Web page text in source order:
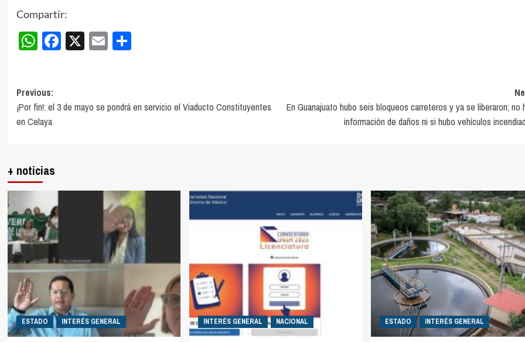
Compartir:
WhatsApp
Facebook
X EmailCompartir
Post
navigation
Previous:
¡Por fin!: el 3 de mayo se pondrá en servicio el Viaducto Constituyentes
en Celaya
En Guanajuato hubo seis bloqueos carreteros y ya se liberaron; no
información de daños ni si hubo vehículos
+ noticias
ESTADO INTERÉS GENERAL INTERÉS GENERAL NACIONAL ESTADO INTERÉS GENERAL